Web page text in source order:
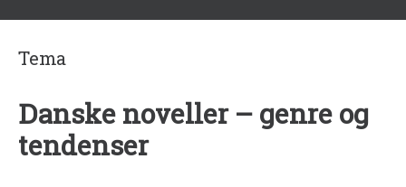
Tema
Danske noveller – genre og
tendenser